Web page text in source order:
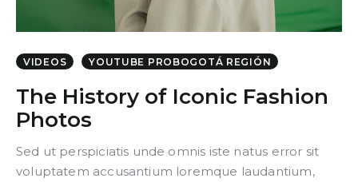
VIDEOS YOUTUBE PROBOGOTÁ REGIÓN
The History of Iconic Fashion
Photos
Sed ut perspiciatis unde omnis iste natus error sit
voluptatem accusantium loremque laudantium,